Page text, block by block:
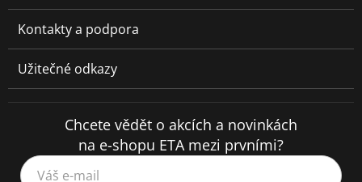
Kontakty a podpora
Užitečné odkazy
Chcete vědět o akcích a novinkách
na e-shopu ETA mezi prvními?
Váš e-mail